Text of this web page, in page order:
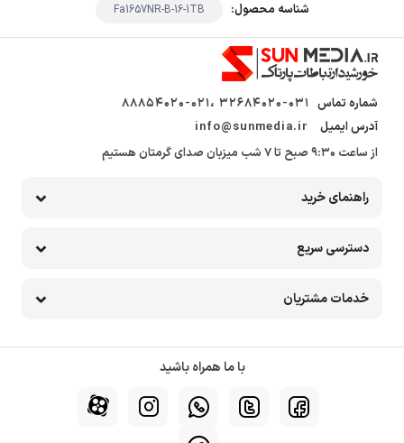
شناسه محصول: Fa1657NR-B-16-1TB
شماره تماس 32684020-031 ،88854020-021
آدرس ایمیل
از ساعت 9:30 صبح تا 7 شب میزبان صدای گرمتان هستیم
راهنمای خرید
دسترسی سریع
خدمات مشتریان
با ما همراه باشید